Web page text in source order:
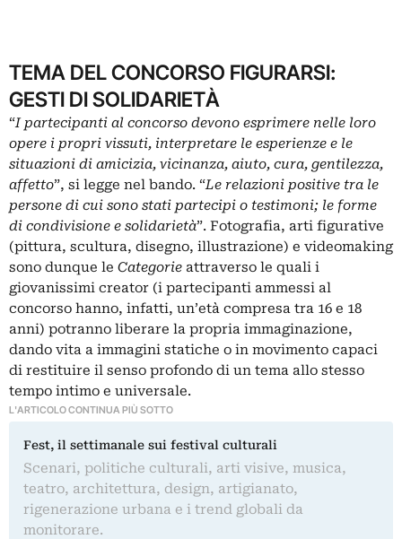
TEMA DEL CONCORSO FIGURARSI:
GESTI DI SOLIDARIETÀ
“I partecipanti al concorso devono esprimere nelle loro
opere i propri vissuti, interpretare le esperienze e le
situazioni di amicizia, vicinanza, aiuto, cura, gentilezza,
affetto”, si legge nel bando. “Le relazioni positive tra le
persone di cui sono stati partecipi o testimoni; le forme
di condivisione e solidarietà”. Fotografia, arti figurative
(pittura, scultura, disegno, illustrazione) e videomaking
sono dunque le Categorie attraverso le quali i
giovanissimi creator (i partecipanti ammessi al
concorso hanno, infatti, un’età compresa tra 16 e 18
anni) potranno liberare la propria immaginazione,
dando vita a immagini statiche o in movimento capaci
di restituire il senso profondo di un tema allo stesso
tempo intimo e universale.
L'ARTICOLO CONTINUA PIÙ SOTTO
Fest, il settimanale sui festival culturali
Scenari, politiche culturali, arti visive, musica,
teatro, architettura, design, artigianato,
rigenerazione urbana e i trend globali da
monitorare.